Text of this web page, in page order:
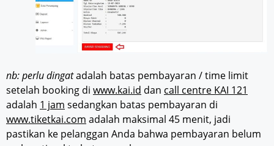
nb: perlu dingatadalah batas pembayaran / time limit
setelah booking di www.kai.id dan call centre KAI 121
adalah 1 jam sedangkan batas pembayaran di
www.tiketkai.com adalah maksimal 45 menit, jadi
pastikan ke pelanggan Anda bahwa pembayaran belum